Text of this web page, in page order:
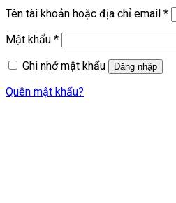
Tên tài khoản hoặc địa chỉ email *
Mật khẩu *Bắt
buộc
Ghi nhớ mật khẩu
Đăng nhập
Quên mật khẩu?